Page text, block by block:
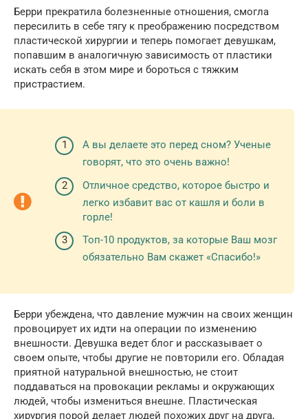
Берри прекратила болезненные отношения, смогла
пересилить в себе тягу к преображению посредством
пластической хирургии и теперь помогает девушкам,
попавшим в аналогичную зависимость от пластики
искать себя в этом мире и бороться с тяжким
пристрастием.
А вы делаете это перед сном? Ученые
говорят, что это очень важно!
Отличное средство, которое быстро и
легко избавит вас от кашля и боли в
горле!
Топ-10 продуктов, за которые Ваш мозг
обязательно Вам скажет «Спасибо!»
Берри убеждена, что давление мужчин на своих женщин
провоцирует их идти на операции по изменению
внешности. Девушка ведет блог и рассказывает о
своем опыте, чтобы другие не повторили его. Обладая
приятной натуральной внешностью, не стоит
поддаваться на провокации рекламы и окружающих
людей, чтобы измениться внешне. Пластическая
хирургия порой делает людей похожих друг на друга,